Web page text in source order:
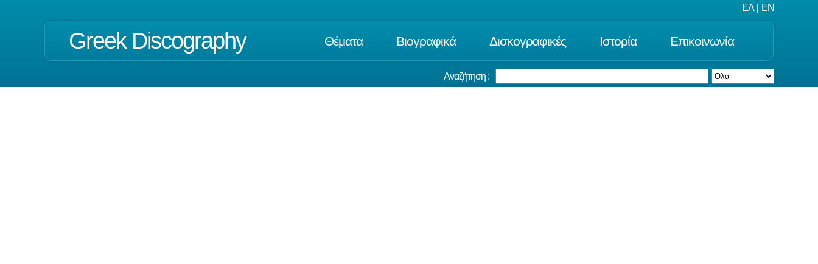
ΕΛ EN
Greek Discography Θέματα Βιογραφικά Δισκογραφικές Ιστορία Επικοινωνία
Αναζήτηση :